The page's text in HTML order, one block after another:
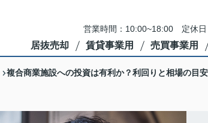
営業時間：10:00~18:00 定休日
居抜売却 賃貸事業用 売買事業用
複合商業施設への投資は有利か？利回りと相場の目